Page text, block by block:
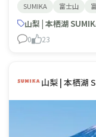
マです。 濃いピ
や、優雅な「オー
の芝桜が咲き誇り
SUMIKA 富士山
山梨 | 本栖湖
0 23
山梨 | 本栖湖